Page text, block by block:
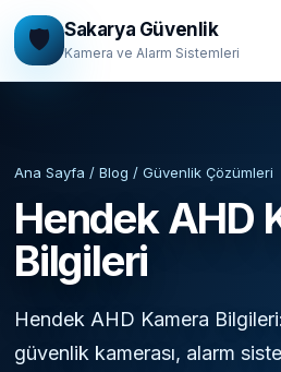
🛡️ Sakarya Güvenlik
Kamera ve Alarm Sistemleri
Ana Sayfa / Blog / Güvenlik Çözümleri
Hendek AHD
Bilgileri
Hendek AHD Kamera
güvenlik kamerası, alarm